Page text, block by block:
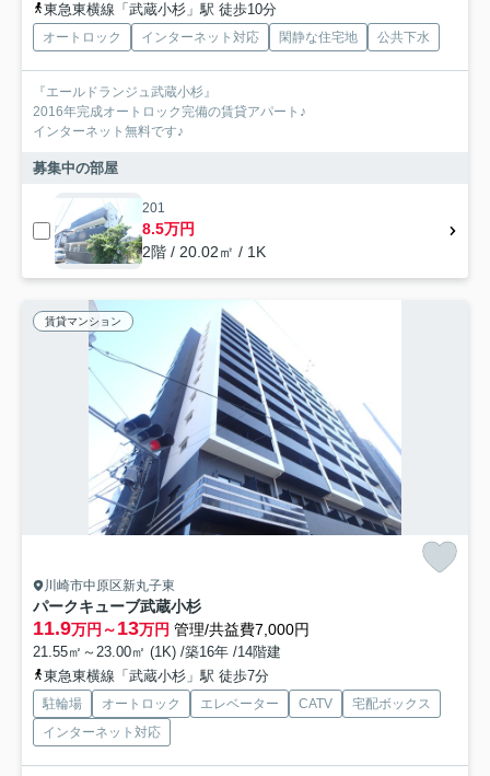
東急東横線「武蔵小杉」駅 徒歩10分
オートロック インターネット対応 閑静な住宅地 公共下水
『エールドランジュ武蔵小杉』
2016年完成オートロック完備の賃貸アパート♪
インターネット無料です♪
募集中の部屋
201
8.5万円
2階 / 20.02㎡ / 1K
賃貸マンション
川崎市中原区新丸子東
パークキューブ武蔵小杉
11.9万円～13万円 管理/共益費7,000円
21.55㎡～23.00㎡ (1K) /築16年 /14階建
東急東横線「武蔵小杉」駅 徒歩7分
駐輪場 オートロック エレベーター CATV
宅配ボックス
インターネット対応